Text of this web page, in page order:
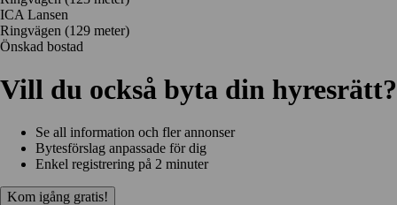
ICA Lansen
Ringvägen (129 meter)
Önskad bostad
Vill du också byta din hyresrätt?
Se all information och fler annonser
Bytesförslag anpassade för dig
Enkel registrering på 2 minuter
Kom igång gratis!